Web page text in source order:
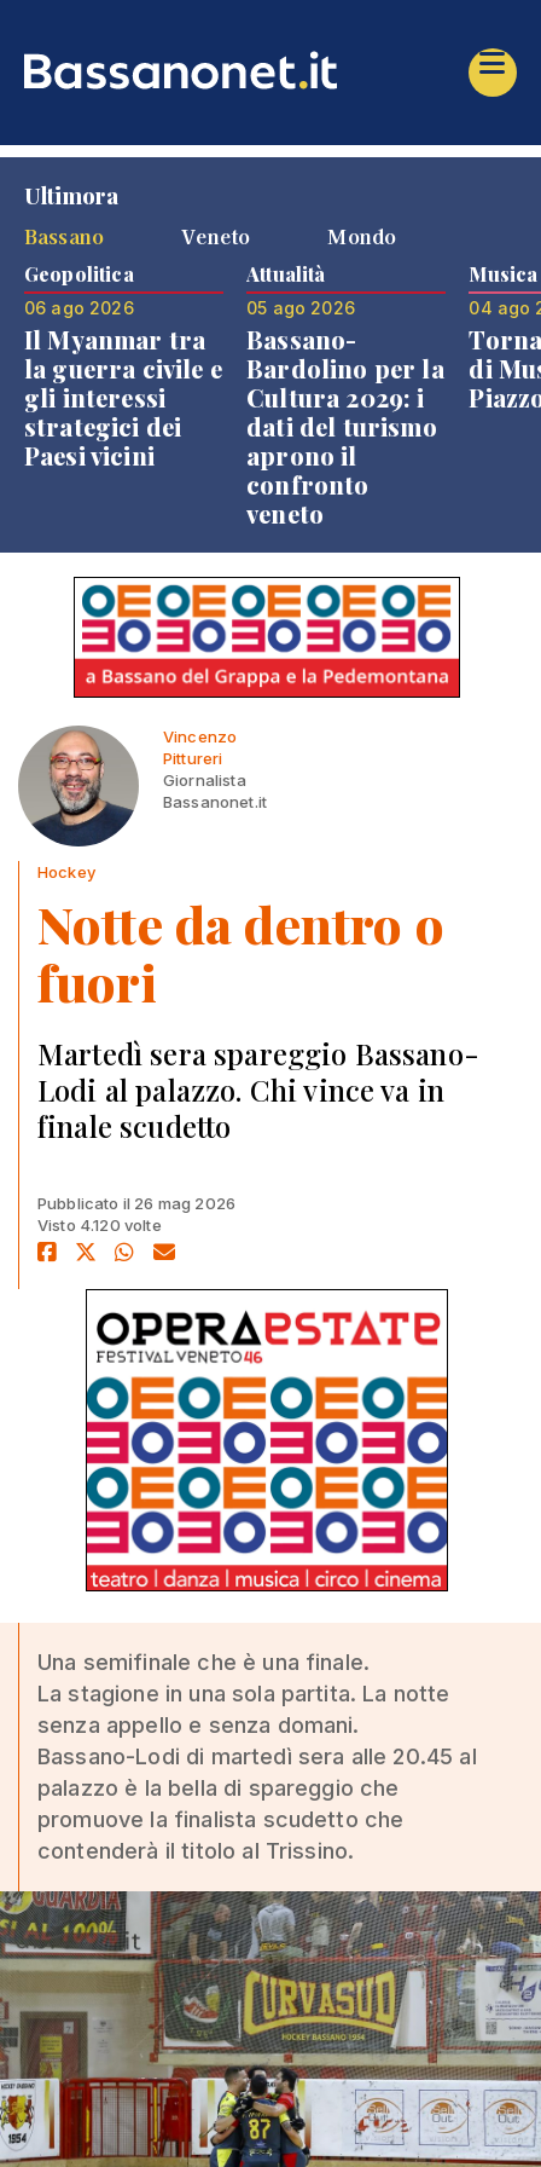
Ultimora
Bassano
Veneto Mondo
Geopolitica
06 ago 2026
Il Myanmar tra
la guerra civile e
gli interessi
strategici dei
Paesi vicini
Attualità
05 ago 2026
Bassano-
Bardolino per la
Cultura 2029: i
dati del turismo
aprono il
confronto
veneto
Musica
04 ago
di
Vincenzo
Pittureri
Giornalista
Bassanonet.it
Hockey
Notte da dentro o
fuori
Martedì sera spareggio Bassano-
Lodi al palazzo. Chi vince va in
finale scudetto
Pubblicato il 26 mag 2026
Visto 4.120 volte
Una semifinale che è una finale.
La stagione in una sola partita. La notte
senza appello e senza domani.
Bassano-Lodi di martedì sera alle 20.45 al
palazzo è la bella di spareggio che
promuove la finalista scudetto che
contenderà il titolo al Trissino.